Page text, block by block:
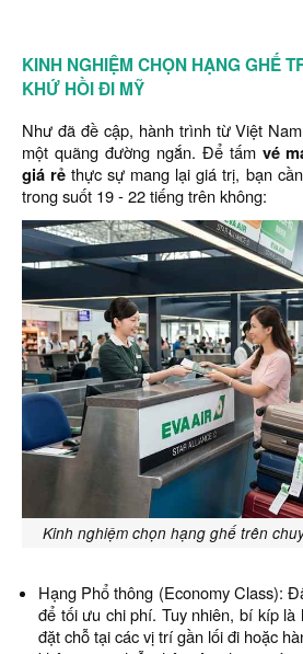
KINH NGHIỆM CHỌN HẠNG GHẾ
KHỨ HỒI ĐI MỸ
Như đã đề cập, hành trình từ Việt
một quãng đường ngắn. Để tấm vé
giá rẻ thực sự mang lại giá trị, bạn
trong suốt 19 - 22 tiếng trên không:
Kinh nghiệm chọn hạng ghế trên
Hạng Phổ thông (Economy Class):
để tối ưu chi phí. Tuy nhiên, bí kíp là
đặt chỗ tại các vị trí gần lối đi hoặc